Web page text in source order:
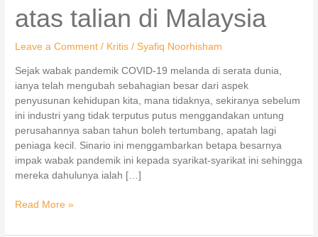
atas talian di Malaysia
Leave a Comment / Kritis / Syafiq Noorhisham
Sejak wabak pandemik COVID-19 melanda di serata dunia,
ianya telah mengubah sebahagian besar dari aspek
penyusunan kehidupan kita, mana tidaknya, sekiranya sebelum
ini industri yang tidak terputus putus menggandakan untung
perusahannya saban tahun boleh tertumbang, apatah lagi
peniaga kecil. Sinario ini menggambarkan betapa besarnya
impak wabak pandemik ini kepada syarikat-syarikat ini sehingga
mereka dahulunya ialah […]
di
Read More »